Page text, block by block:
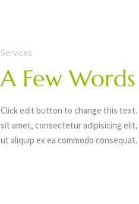
Services
A Few
Click edit button to change this text.
sit amet, consectetur adipisicing elit,
ut aliquip ex ea commodo